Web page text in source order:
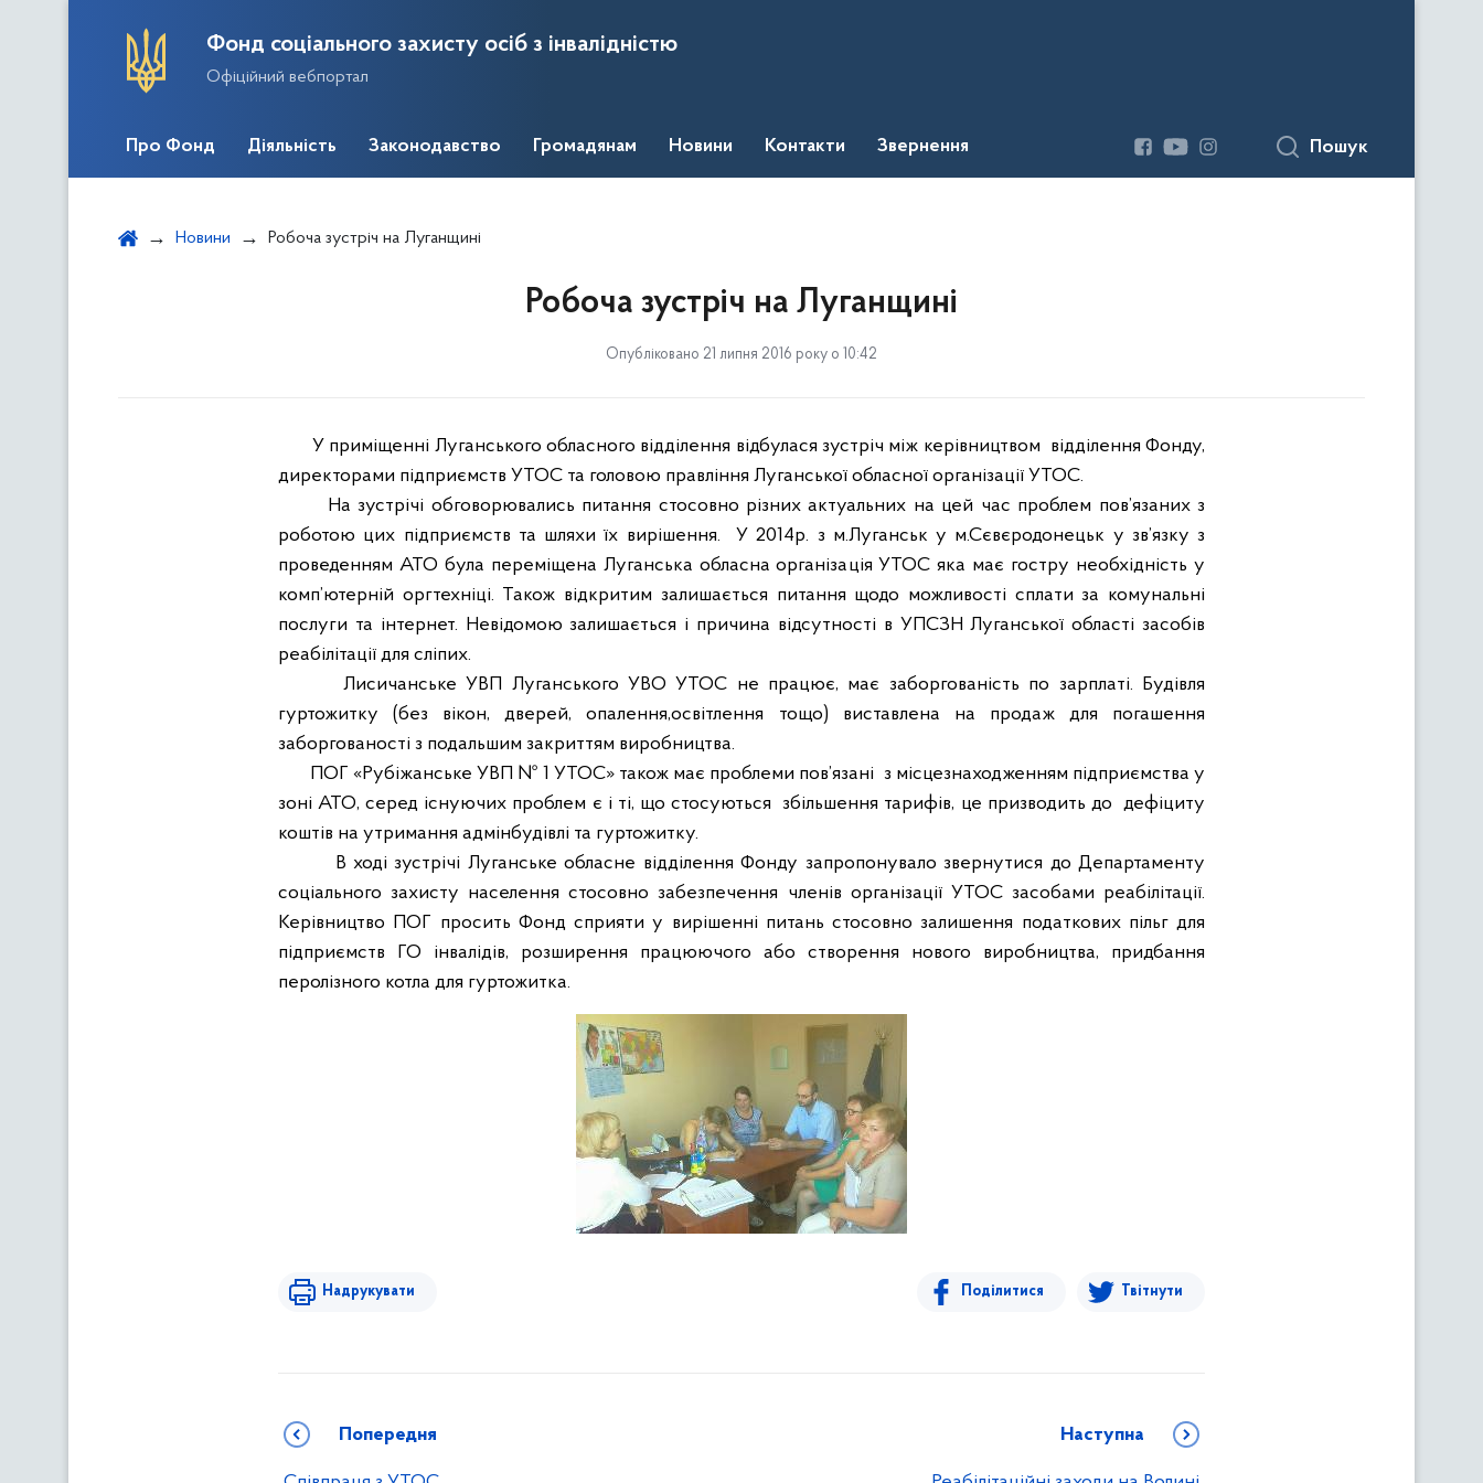
Фонд соціального захисту осіб з інвалідністю
Офіційний вебпортал
Про Фонд Діяльність Законодавство Громадянам Новини Контакти Звернення Пошук
Новини Робоча зустріч на Луганщині
Робоча зустріч на Луганщині
Опубліковано 21 липня 2016 року о 10:42
У приміщенні Луганського обласного відділення відбулася зустріч між керівництвом відділення Фонду,
директорами підприємств УТОС та головою правління Луганської обласної організації УТОС.
На зустрічі обговорювались питання стосовно різних актуальних на цей час проблем пов’язаних з
роботою цих підприємств та шляхи їх вирішення.
У 2014р. з м.Луганськ у м.Сєвєродонецьк у зв’язку з
проведенням АТО була переміщена Луганська обласна організація УТОС яка має гостру необхідність у
комп’ютерній оргтехніці. Також відкритим залишається питання щодо можливості сплати за комунальні
послуги та інтернет. Невідомою залишається і причина відсутності в УПСЗН Луганської області засобів
реабілітації для сліпих.
Лисичанське УВП Луганського УВО УТОС не працює, має заборгованість по зарплаті. Будівля
гуртожитку (без вікон, дверей, опалення,освітлення тощо) виставлена на продаж для погашення
заборгованості з подальшим закриттям виробництва.
ПОГ «Рубіжанське УВП № 1 УТОС» також має проблеми пов’язані з місцезнаходженням підприємства у
зоні АТО, серед існуючих проблем є і ті, що стосуються збільшення тарифів, це призводить до дефіциту
коштів на утримання адмінбудівлі та гуртожитку.
В ході зустрічі Луганське обласне відділення Фонду запропонувало звернутися до Департаменту
соціального захисту населення стосовно забезпечення членів організації УТОС засобами реабілітації.
Керівництво ПОГ просить Фонд сприяти у вирішенні питань стосовно залишення податкових пільг для
підприємств ГО інвалідів, розширення працюючого або створення нового виробництва, придбання
перолізного котла для гуртожитка.
Надрукувати Поділитися Твітнути
Попередня Наступна